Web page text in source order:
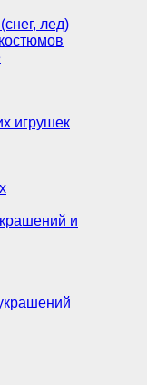
лед)
игрушек
и